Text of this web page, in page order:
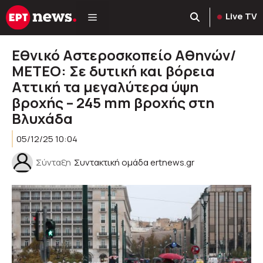
Μετάβαση
σε
Live TV
Εθνικό Αστεροσκοπείο Αθηνών/
ΜΕΤΕΟ: Σε δυτική και βόρεια
Αττική τα μεγαλύτερα ύψη
βροχής – 245 mm βροχής στη
Βλυχάδα
05/12/25 10:04
Σύνταξη Συντακτική ομάδα ertnews.gr